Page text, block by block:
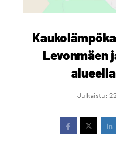
Levonmäen
alueella
Julkaistu: